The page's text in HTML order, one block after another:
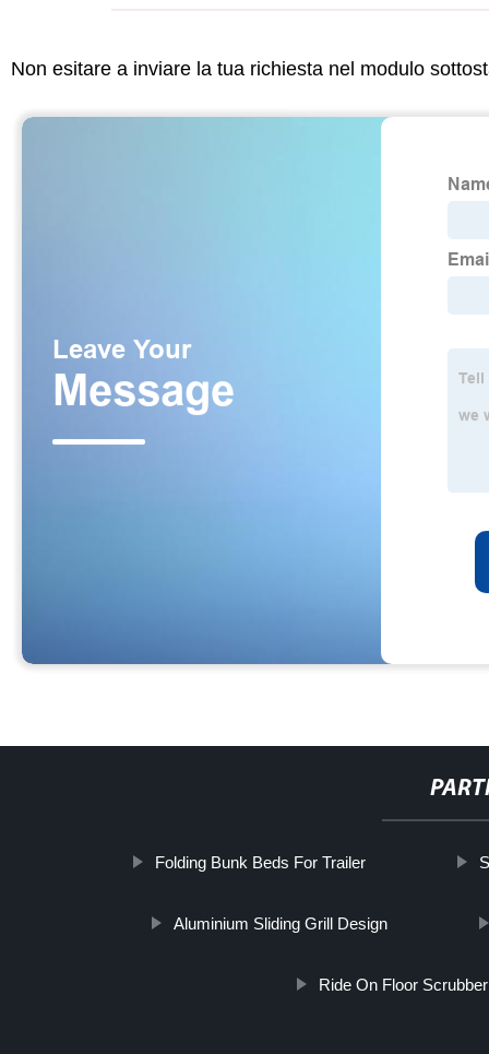
Non esitare a inviare la tua richiesta nel modulo
Folding Bunk Beds For Trailer
Aluminium Sliding Grill Design
Ride On Floor